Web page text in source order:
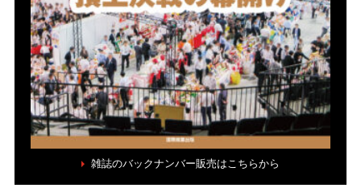
雑誌のバックナンバー販売はこちらから